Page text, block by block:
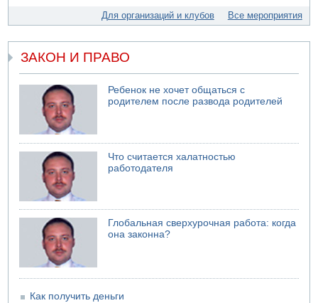
Министр обороны ушел с заседания кабинета на
свадьбу
Саудовская Аравия опасается нападения хуситов и
иракских ополченцев
07.08.2026 08:29
В Бат-Яме утонул мужчина
07.08.2026 08:29
Стрельба в школе Таиланда
07.08.2026 06:47
Недалеко от Бейт-Шемеша погиб велосипедист
07.08.2026 06:24
Саудовская Аравия сообщает о нападении хуситов
Для организаций и клубов Все мероприятия
ЗАКОН И ПРАВО
Ребенок не хочет общаться с
родителем после развода родителей
Что считается халатностью
работодателя
Глобальная сверхурочная работа: когда
она законна?
Как получить деньги